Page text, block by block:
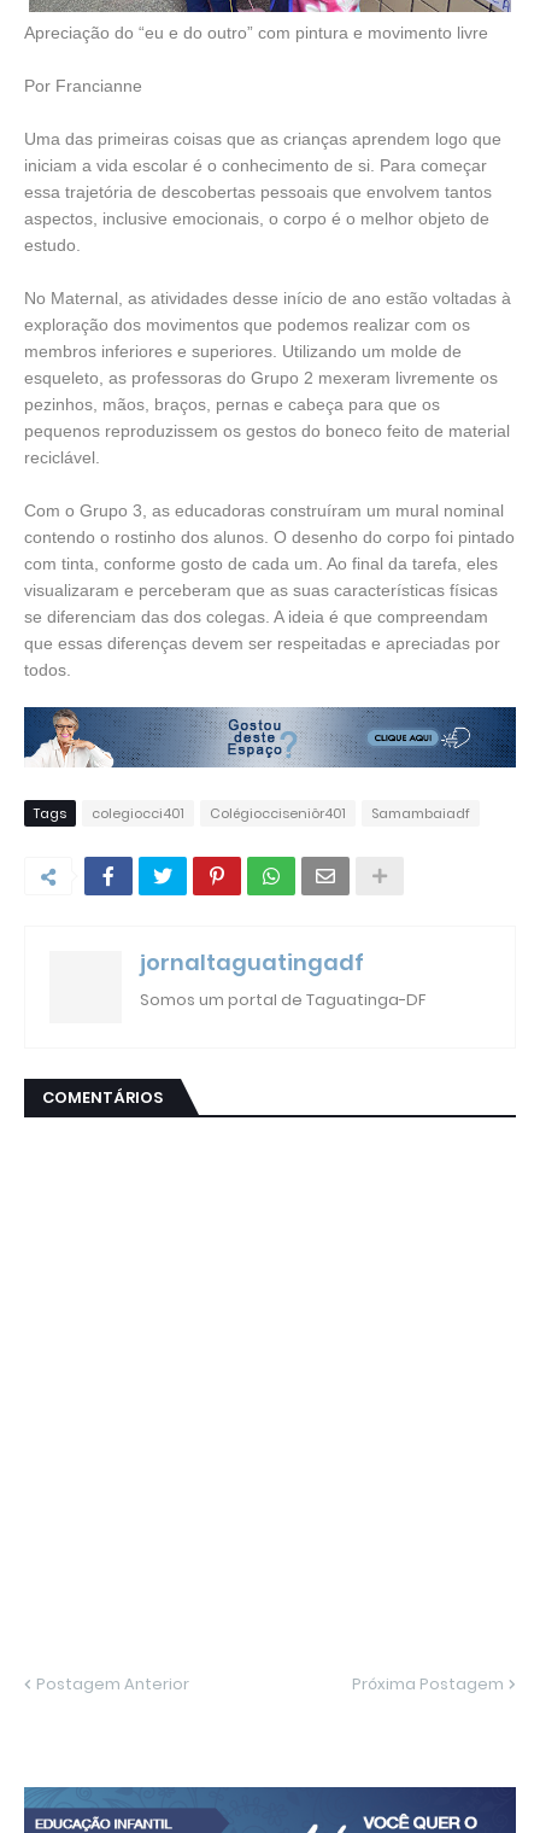
Apreciação do “eu e do outro” com pintura e movimento livre
Por Francianne
Uma das primeiras coisas que as crianças aprendem logo que
iniciam a vida escolar é o conhecimento de si. Para começar
essa trajetória de descobertas pessoais que envolvem tantos
aspectos, inclusive emocionais, o corpo é o melhor objeto de
estudo.
No Maternal, as atividades desse início de ano estão voltadas à
exploração dos movimentos que podemos realizar com os
membros inferiores e superiores. Utilizando um molde de
esqueleto, as professoras do Grupo 2 mexeram livremente os
pezinhos, mãos, braços, pernas e cabeça para que os
pequenos reproduzissem os gestos do boneco feito de material
reciclável.
Com o Grupo 3, as educadoras construíram um mural nominal
contendo o rostinho dos alunos. O desenho do corpo foi pintado
com tinta, conforme gosto de cada um. Ao final da tarefa, eles
visualizaram e perceberam que as suas características físicas
se diferenciam das dos colegas. A ideia é que compreendam
que essas diferenças devem ser respeitadas e apreciadas por
todos.
Tags colegiocci401 Colégiocciseniôr401 Samambaiadf
jornaltaguatingadf
Somos um portal de Taguatinga-DF
COMENTÁRIOS
Postagem Anterior Próxima Postagem